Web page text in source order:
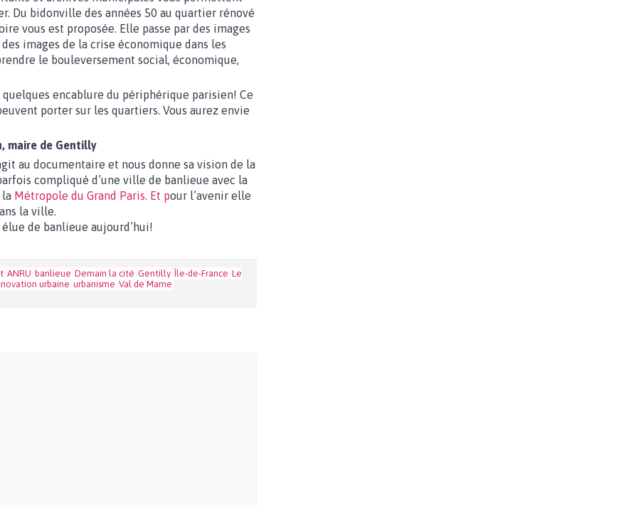
Du bidonville des années 50 au quartier rénové
vous est proposée. Elle passe par des images
images de la crise économique dans les
le bouleversement social, économique,
encablure du périphérique parisien! Ce
porter sur les quartiers. Vous aurez envie
maire de Gentilly
au documentaire et nous donne sa vision de la
compliqué d’une ville de banlieue avec la
la Métropole du Grand Paris. Et pour l’avenir elle
la ville.
de banlieue aujourd’hui!
ANRU banlieue Demain la cité Gentilly Île-de-France Le
urbaine urbanisme Val de Marne